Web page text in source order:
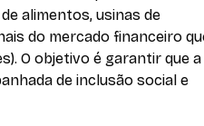
alimentos, usinas de
do mercado financeiro
O objetivo é garantir que a
de inclusão social e